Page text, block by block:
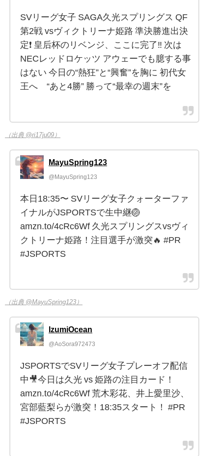
SVリーグ女子 SAGA久光スプリングス QF
第2戦 vsヴィクトリーナ姫路 準決勝進出決
定❗️ 皇后杯のリベンジ、ここに完了‼️ 次は
NECレッドロケッツ アウェーでも臆する事
はない 今日の“熱狂”と“興奮”を胸に 初代女
王へ “あと4勝” 勝って“最幸の週末”を
（出典 @ri17ju09）
MayuSpring123
@MayuSpring123
本日18:35〜 SVリーグ女子クォーターファ
イナルがJSPORTSで生中継🏐
amzn.to/4cRc6Wf 久光スプリングスvsヴィ
クトリーナ姫路！注目選手が激突🔥 #PR
#JSPORTS
（出典 @MayuSpring123）
IzumiOcean
@AoSora972473
JSPORTSでSVリーグ女子プレーオフ配信
中🎥今日は久光 vs 姫路の注目カード！
amzn.to/4cRc6Wf 荒木彩花、井上愛里沙、
宮部藍梨らが激突！18:35スタート！ #PR
#JSPORTS